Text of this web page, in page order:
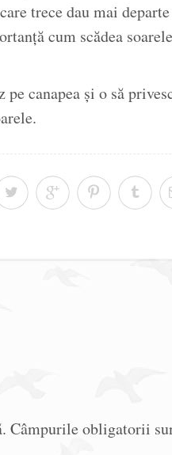
trece dau mai
cum scădea
pe canapea și o să
Câmpurile obligatorii